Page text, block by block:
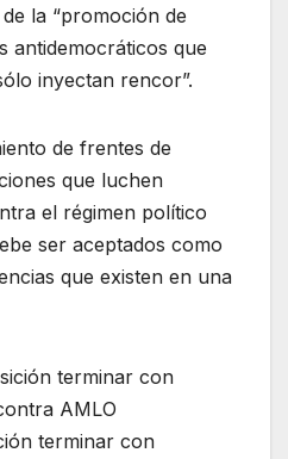
la “promoción de
antidemocráticos que
inyectan rencor”.
de frentes de
que luchen
el régimen político
ser aceptados como
que existen en una
terminar con